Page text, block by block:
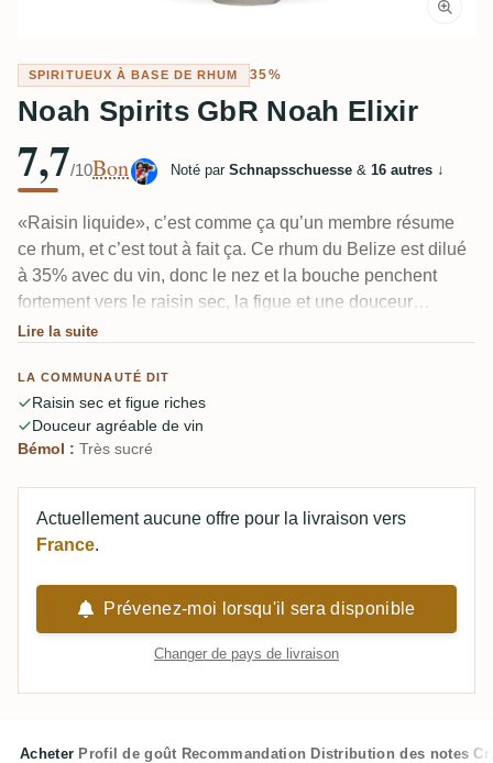
SPIRITUEUX À BASE DE RHUM 35%
Noah Spirits GbR Noah Elixir
7,7/10Bon Noté par Schnapsschuesse & 16 autres ↓
«Raisin liquide», c’est comme ça qu’un membre résume
ce rhum, et c’est tout à fait ça. Ce rhum du Belize est dilué
à 35% avec du vin, donc le nez et la bouche penchent
fortement vers le raisin sec, la figue et une douceur
sirupeuse, avec un peu de café et de torréfaction en avant.
dessert en verre plus qu’un rhum de dégustation
classique.
Lire la suite
LA COMMUNAUTÉ DIT
Raisin sec et figue riches
Douceur agréable de vin
Bémol : Très sucré
Actuellement aucune offre pour la livraison vers
France.
Prévenez-moi lorsqu'il sera disponible
Changer de pays de livraison
Acheter Profil de goût Recommandation Distribution des notes